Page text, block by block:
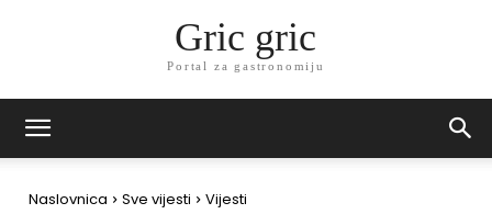
Gric gric
Portal za gastronomiju
Naslovnica Sve vijesti Vijesti